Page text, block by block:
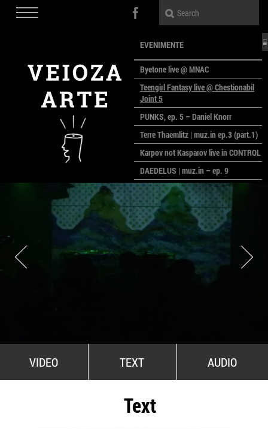
EVENIMENTE
Byetone live @ MNAC
Teengirl Fantasy live @ Chestionabil
Joint 5
PUNKS, ep. 5 – Daniel Knorr
Terre Thaemlitz | muz.in ep.3 (part.1)
Karpov not Kasparov live in CONTROL
DAEDELUS | muz.in – ep. 9
LALELE, LALELE – prima premieră a
anului la MACAZ
CinePOLSKA – filme poloneze la
București
PEOPLE OF ROMANIA se lansează la
galeria Simeza
All Stars For Outernational
VIDEO TEXT AUDIO
Text